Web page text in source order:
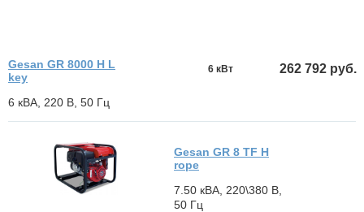
Gesan GR 8000 H L
key
6 кВА, 220 В, 50 Гц
262 792 руб.
6 кВт
Gesan GR 8 TF H
rope
7.50 кВА, 220\380 В,
50 Гц